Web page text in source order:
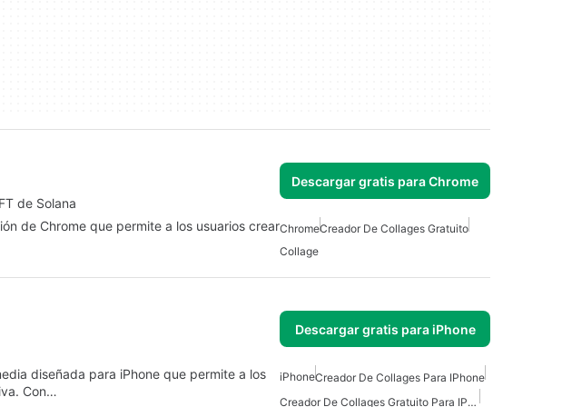
de Solana
Descargar gratis para Chrome
de Chrome que permite a los usuarios crearChromeCreador De Collages Gratuito
Collage
Descargar gratis para iPhone
diseñada para iPhone que permite a los
Con…
iPhoneCreador De Collages Para IPhone
Creador De Collages Gratuito Para IPhone